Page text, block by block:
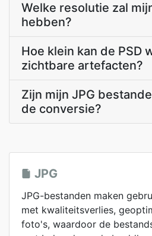
Welke resolutie zal
hebben?
Hoe klein kan de PSD
zichtbare artefacten?
Zijn mijn JPG
de conversie?
JPG
JPG-bestanden maken
met kwaliteitsverlies,
foto's, waardoor de